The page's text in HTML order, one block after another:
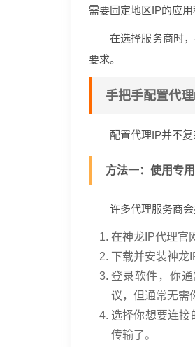
需要固定地区IP的应
在选择服务商时
要求。
手把手配置代
配置代理IP并不
方法一：使用专
许多代理服务商
在神龙IP代理官
下载并安装神龙
登录软件，你
议，但通常无需
选择你想要连接
传输了。